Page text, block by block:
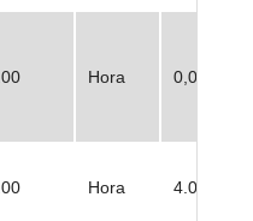
Hora 0,00
Hora